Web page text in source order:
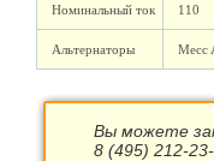
Номинальный ток 110
Альтернаторы Mecc
Вы можете
8 (495) 212-